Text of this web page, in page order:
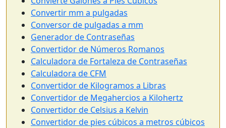
Convertir mm a pulgadas
Conversor de pulgadas a mm
Generador de Contraseñas
Convertidor de Números Romanos
Calculadora de Fortaleza de Contraseñas
Calculadora de CFM
Convertidor de Kilogramos a Libras
Convertidor de Megahercios a Kilohertz
Convertidor de Celsius a Kelvin
Convertidor de pies cúbicos a metros cúbicos